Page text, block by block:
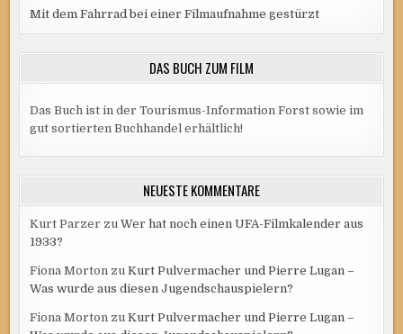
Mit dem Fahrrad bei einer Filmaufnahme gestürzt
DAS BUCH ZUM FILM
Das Buch ist in der Tourismus-Information Forst sowie im
gut sortierten Buchhandel erhältlich!
NEUESTE KOMMENTARE
Kurt Parzer zuWer hat noch einen UFA-Filmkalender aus
1933?
Fiona Morton zuKurt Pulvermacher und Pierre Lugan –
Was wurde aus diesen Jugendschauspielern?
Fiona Morton zuKurt Pulvermacher und Pierre Lugan –